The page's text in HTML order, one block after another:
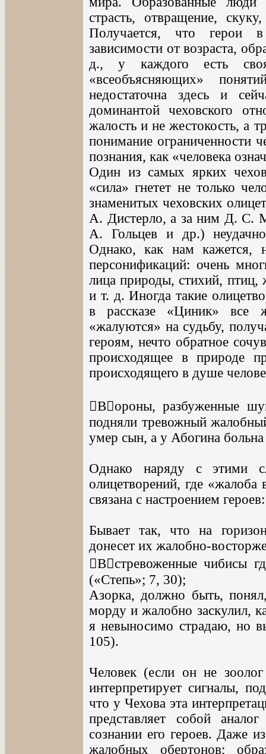
страсть, отвращение,
Получается, что герои
зависимости от возраста,
д., у каждого есть
«всеобъясняющих»
недостаточна здесь и
доминантой чеховского
жалость и не жестокость, а
понимание ограниченности
познания, как «человека
Один из самых ярких
«сила» гнетет не только
знаменитых чеховских
А. Дистерло, а за ним Д. С.
А. Гольцев и др.)
Однако, как нам кажется,
персонификаций: очень
лица природы, стихий,
и т. д. Иногда такие
в рассказе «Циник» все
«жалуются» на судьбу,
героям, нечто обратное
происходящее в природе
происходящего в душе
Вороны, разбуженные
подняли тревожный
умер сын, а у Абогина
Однако наряду с этими
олицетворений, где «жалоба
связана с настроением героев:
Бывает так, что на
донесет их жалобно-
Встревоженные чибисы
(«Степь»; 7, 30);
Азорка, должно быть,
морду и жалобно заскулил,
я невыносимо страдаю, но
105).
Человек (если он не
интерпретирует сигналы,
что у Чехова эта
представляет собой
сознании его героев. Даже
жалобных обертонов;